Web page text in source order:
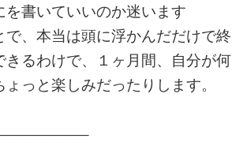
書いていいのか迷います
、本当は頭に浮かんだだけで終
るわけで、１ヶ月間、自分が何
っと楽しみだったりします。